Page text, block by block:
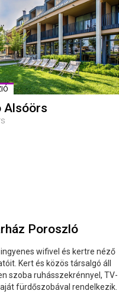
Alsóörs
Poroszló
wifivel és kertre néző
Kert és közös társalgó áll
szoba ruhásszekrénnyel, TV-
fürdőszobával rendelkezik.